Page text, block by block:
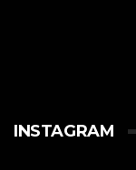
INSTAGRAM